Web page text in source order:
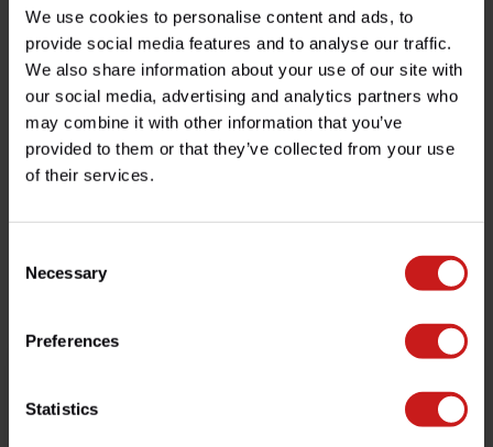
We use cookies to personalise content and ads, to
provide social media features and to analyse our traffic.
We also share information about your use of our site with
our social media, advertising and analytics partners who
may combine it with other information that you’ve
provided to them or that they’ve collected from your use
of their services.
Selection
Necessary
Preferences
Statistics
Spécifications
Avez-vous des questions concernant ce produit ?
Besoin d'aide avec votre commande ? N'hésitez pas à
contacter notre service client à l'adresse
Produits associés